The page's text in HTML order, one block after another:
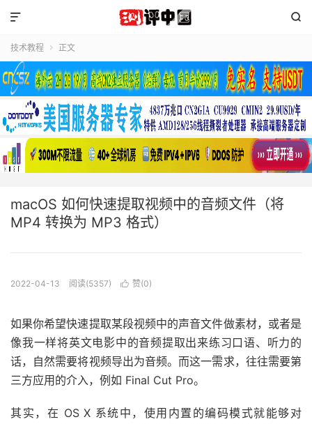


技术教程  正文
macOS 如何快速提取视频中的音频文件（将
MP4 转换为 MP3 格式）
2022-04-13 阅读(5357)  赞(0)
如果你希望快速提取某段视频中的声音文件做素材，或者是
像我一样将英文电影中的音频提取出来练习口语、听力的
话，自然需要将视频导出为音频。而这一需求，往往需要第
三方应用的介入，例如 Final Cut Pro。
其实，在 OS X 系统中，使用内置的编码模式就能够对